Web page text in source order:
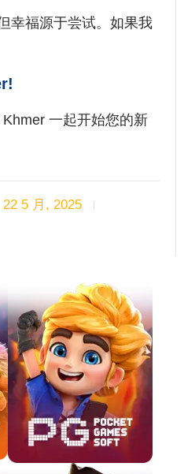
幸福源于尝试。如果我
一起开始您的新
22 5 月, 2025